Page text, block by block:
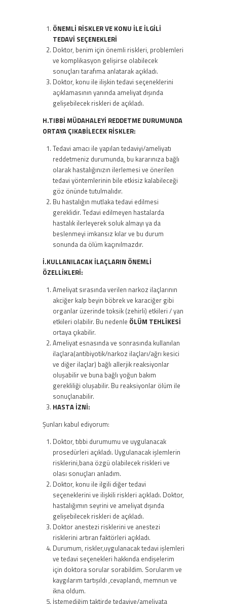
ÖNEMLİ RİSKLER VE KONU İLE İLGİLİ
TEDAVİ SEÇENEKLERİ
Doktor, benim için önemli riskleri, problemleri
ve komplikasyon gelişirse olabilecek
sonuçları tarafıma anlatarak açıkladı.
Doktor, konu ile ilişkin tedavi seçeneklerini
açıklamasının yanında ameliyat dışında
gelişebilecek riskleri de açıkladı.
H.TIBBİ MÜDAHALEYİ REDDETME DURUMUNDA
ORTAYA ÇIKABİLECEK RİSKLER:
Tedavi amacı ile yapılan tedaviyi/ameliyatı
reddetmeniz durumunda, bu kararınıza bağlı
olarak hastalığınızın ilerlemesi ve önerilen
tedavi yöntemlerinin bile etkisiz kalabileceği
göz önünde tutulmalıdır.
Bu hastalığın mutlaka tedavi edilmesi
gereklidir. Tedavi edilmeyen hastalarda
hastalık ilerleyerek soluk almayı ya da
beslenmeyi imkansız kılar ve bu durum
sonunda da ölüm kaçınılmazdır.
İ.KULLANILACAK İLAÇLARIN ÖNEMLİ
ÖZELLİKLERİ:
Ameliyat sırasında verilen narkoz ilaçlarının
akciğer kalp beyin böbrek ve karaciğer gibi
organlar üzerinde toksik (zehirli) etkileri / yan
etkileri olabilir. Bu nedenle ÖLÜM TEHLİKESİ
ortaya çıkabilir.
Ameliyat esnasında ve sonrasında kullanılan
ilaçlara(antibiyotik/narkoz ilaçları/ağrı kesici
ve diğer ilaçlar) bağlı allerjik reaksiyonlar
oluşabilir ve buna bağlı yoğun bakım
gerekliliği oluşabilir. Bu reaksiyonlar ölüm ile
sonuçlanabilir.
HASTA İZNİ:
Şunları kabul ediyorum:
Doktor, tıbbi durumumu ve uygulanacak
prosedürleri açıkladı. Uygulanacak işlemlerin
risklerini,bana özgü olabilecek riskleri ve
olası sonuçları anladım.
Doktor, konu ile ilgili diğer tedavi
seçeneklerini ve ilişkili riskleri açıkladı. Doktor,
hastalığımın seyrini ve ameliyat dışında
gelişebilecek riskleri de açıkladı.
Doktor anestezi risklerini ve anestezi
risklerini artıran faktörleri açıkladı.
Durumum, riskler,uygulanacak tedavi işlemleri
ve tedavi seçenekleri hakkında endişelerim
için doktora sorular sorabildim. Sorularım ve
kaygılarım tartışıldı ,cevaplandı, memnun ve
ikna oldum.
İstemediğim taktirde tedaviye/ameliyata